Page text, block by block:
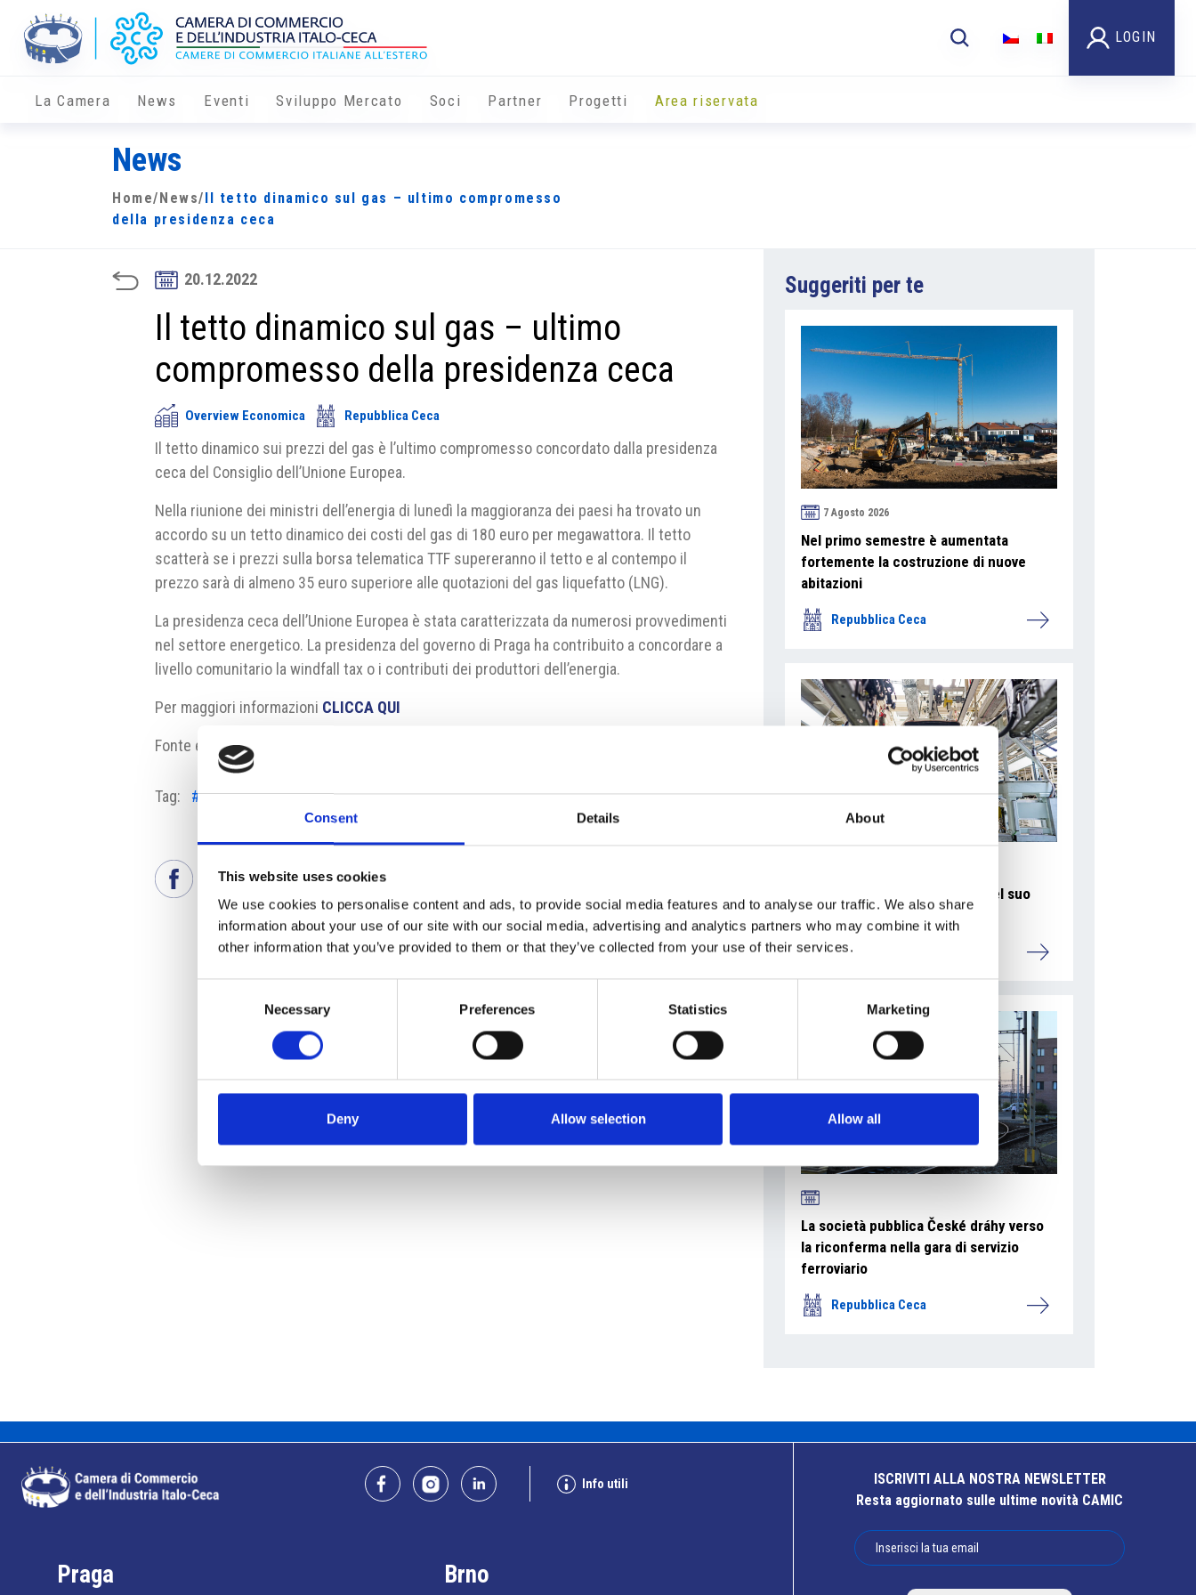
Consent Details About
This website uses cookies
We use cookies to personalise content and ads, to provide social media features and to analyse our traffic. We also share
information about your use of our site with our social media, advertising and analytics partners who may combine it with
other information that you’ve provided to them or that they’ve collected from your use of their services.
Necessary Preferences Statistics Marketing
Deny Allow selection Allow all
LOGIN
La Camera News Eventi Sviluppo Mercato Soci Partner Progetti Area riservata
News
Home/ News/
Il tetto dinamico sul gas – ultimo compromesso
della presidenza ceca
20.12.2022
Il tetto dinamico sul gas – ultimo
compromesso della presidenza ceca
Overview Economica Repubblica Ceca
Il tetto dinamico sui prezzi del gas è l’ultimo compromesso concordato dalla presidenza
ceca del Consiglio dell’Unione Europea.
Nella riunione dei ministri dell’energia di lunedì la maggioranza dei paesi ha trovato un
accordo su un tetto dinamico dei costi del gas di 180 euro per megawattora. Il tetto
scatterà se i prezzi sulla borsa telematica TTF supereranno il tetto e al contempo il
prezzo sarà di almeno 35 euro superiore alle quotazioni del gas liquefatto (LNG).
La presidenza ceca dell’Unione Europea è stata caratterizzata da numerosi provvedimenti
nel settore energetico. La presidenza del governo di Praga ha contribuito a concordare a
livello comunitario la windfall tax o i contributi dei produttori dell’energia.
Per maggiori informazioni CLICCA QUI
Fonte e fonte fotografia:
Tag: #aumento dei prezzi #energia elettrica #forniture di gas #Repubblica Ceca
Suggeriti per te
7 Agosto 2026
Nel primo semestre è aumentata
fortemente la costruzione di nuove
abitazioni
Repubblica Ceca
La Škoda avvia la produzione del suo
SUV Peaq
Repubblica Ceca
La società pubblica České dráhy verso
la riconferma nella gara di servizio
ferroviario
Repubblica Ceca
Info utili
Praga Brno
ISCRIVITI ALLA NOSTRA NEWSLETTER
Resta aggiornato sulle ultime novità CAMIC